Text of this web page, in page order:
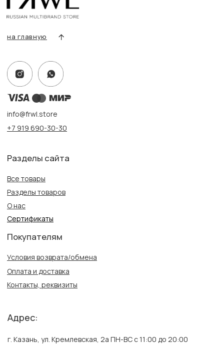
Информация
Политика конфиденциальности
Публичная оферта
Создание сайта
г. Казань, ул. Кремлевская, 2а ПН-ВС с 11:00 до 20:00
Адрес:
ПН-ВС с 10:00 до 22:00